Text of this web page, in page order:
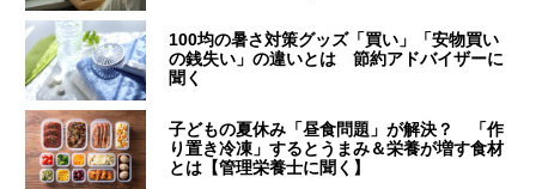
100均の暑さ対策グッズ「買い」「安物買い
の銭失い」の違いとは 節約アドバイザーに
聞く
子どもの夏休み「昼食問題」が解決？ 「作
り置き冷凍」するとうまみ＆栄養が増す食材
とは【管理栄養士に聞く】